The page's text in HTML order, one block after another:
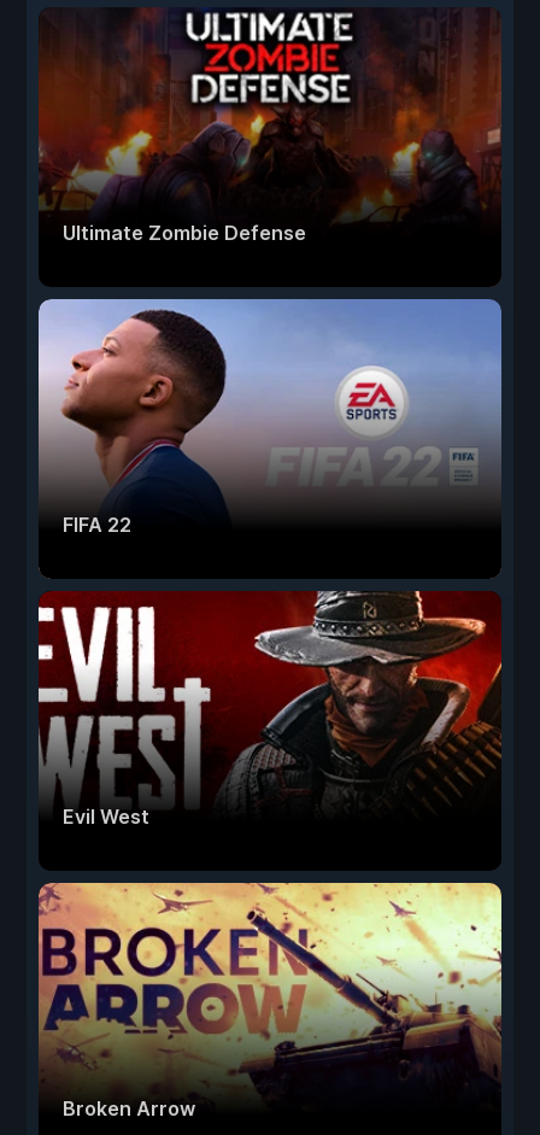
Ultimate Zombie Defense
FIFA 22
Evil West
Broken Arrow